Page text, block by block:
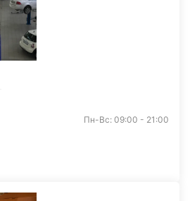
Пн-Вс: 09:00 - 21:00